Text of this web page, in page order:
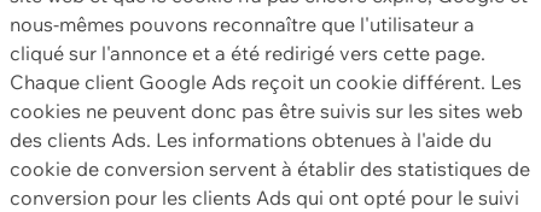
nous-mêmes pouvons reconnaître que l'utilisateur a
cliqué sur l'annonce et a été redirigé vers cette page.
Chaque client Google Ads reçoit un cookie différent. Les
cookies ne peuvent donc pas être suivis sur les sites web
des clients Ads. Les informations obtenues à l'aide du
cookie de conversion servent à établir des statistiques de
conversion pour les clients Ads qui ont opté pour le suivi